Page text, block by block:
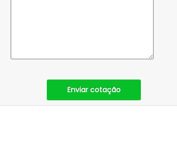
Enviar cotação